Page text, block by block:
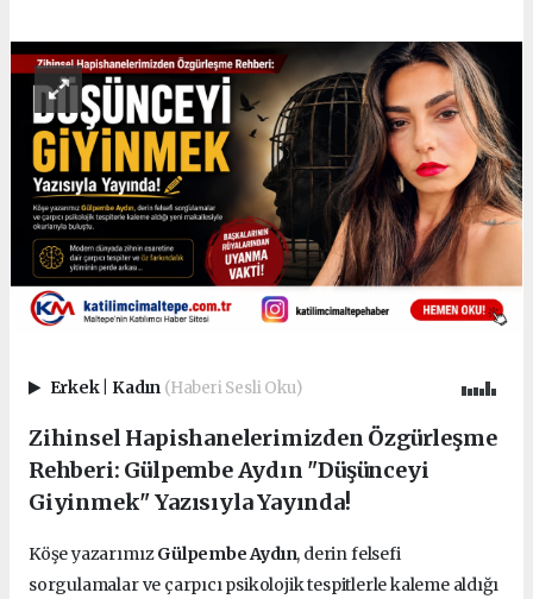
Erkek Kadın (Haberi Sesli Oku)
Zihinsel Hapishanelerimizden Özgürleşme
Rehberi: Gülpembe Aydın "Düşünceyi
Giyinmek" Yazısıyla Yayında!
Köşe yazarımızGülpembe Aydın, derin felsefi
sorgulamalar ve çarpıcı psikolojik tespitlerle kaleme aldığı